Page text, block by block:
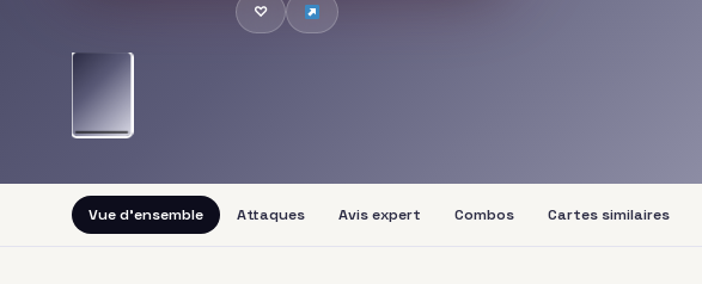
♡
Vue d'ensemble Attaques Avis expert Combos Cartes similaires